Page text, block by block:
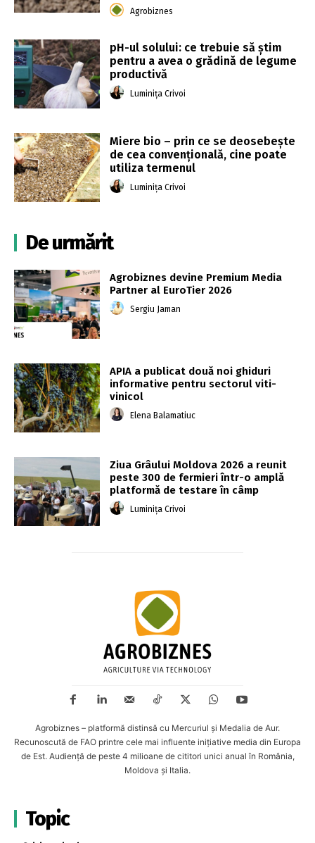
Agrobiznes
pH-ul solului: ce trebuie să știm
pentru a avea o grădină de legume
productivă
Luminița Crivoi
Miere bio – prin ce se deosebește
de cea convențională, cine poate
utiliza termenul
Luminița Crivoi
De urmărit
Agrobiznes devine Premium Media
Partner al EuroTier 2026
Sergiu Jaman
APIA a publicat două noi ghiduri
informative pentru sectorul viti-
vinicol
Elena Balamatiuc
Ziua Grâului Moldova 2026 a reunit
peste 300 de fermieri într-o amplă
platformă de testare în câmp
Luminița Crivoi
Agrobiznes – platformă distinsă cu Mercuriul și Medalia de Aur.
Recunoscută de FAO printre cele mai influente inițiative media din Europa
de Est. Audiență de peste 4 milioane de cititori unici anual în România,
Moldova și Italia.
Topic